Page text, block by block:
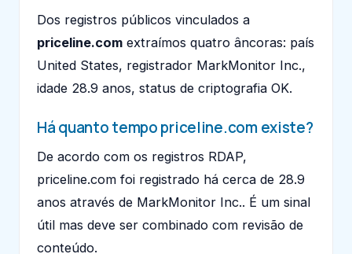
Dos registros públicos vinculados a
priceline.com extraímos quatro âncoras: país
United States, registrador MarkMonitor Inc.,
idade 28.9 anos, status de criptografia OK.
Há quanto tempo priceline.com existe?
De acordo com os registros RDAP,
priceline.com foi registrado há cerca de 28.9
anos através de MarkMonitor Inc.. É um sinal
útil mas deve ser combinado com revisão de
conteúdo.